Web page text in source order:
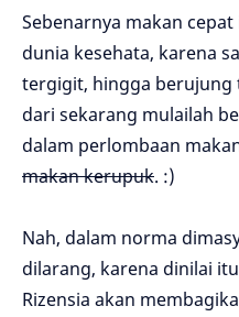
Sebenarnya makan
dunia kesehata, karena
tergigit, hingga berujung
dari sekarang mulailah
dalam perlombaan
makan kerupuk. :)
Nah, dalam norma
dilarang, karena dinilai
Rizensia akan